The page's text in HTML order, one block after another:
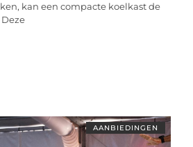
kan een compacte koelkast de
AANBIEDINGEN